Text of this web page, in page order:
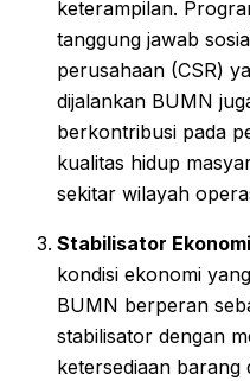
keterampilan.
tanggung jawab
perusahaan (CSR)
dijalankan BUMN
berkontribusi pada
kualitas hidup
sekitar wilayah
Stabilisator
kondisi ekonomi
BUMN berperan
stabilisator dengan
ketersediaan barang